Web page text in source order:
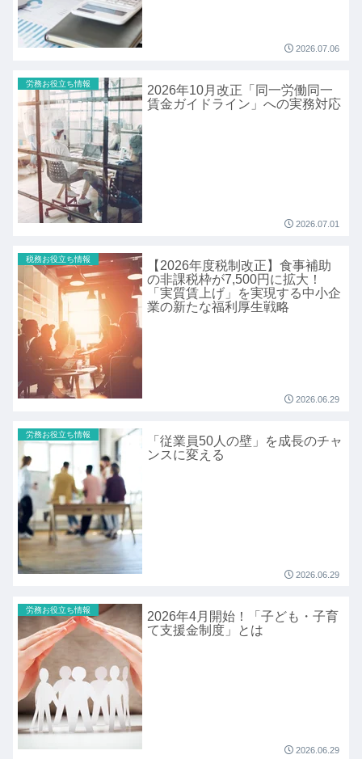
2026.07.06
労務お役立ち情報
2026年10月改正「同一労働同一
賃金ガイドライン」への実務対応
2026.07.01
税務お役立ち情報
【2026年度税制改正】食事補助
の非課税枠が7,500円に拡大！
「実質賃上げ」を実現する中小企
業の新たな福利厚生戦略
2026.06.29
労務お役立ち情報
「従業員50人の壁」を成長のチャ
ンスに変える
2026.06.29
労務お役立ち情報
2026年4月開始！「子ども・子育
て支援金制度」とは
2026.06.29